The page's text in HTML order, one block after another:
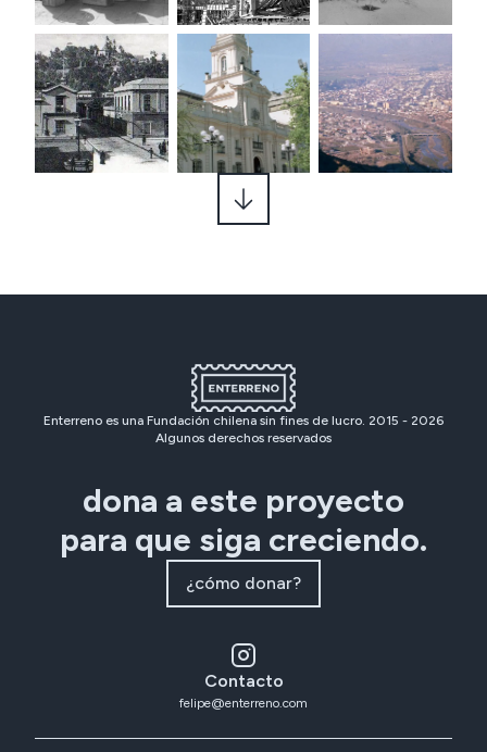
Enterreno es una Fundación chilena sin fines de lucro. 2015 - 2026
Algunos derechos reservados
dona a este proyecto
para que siga creciendo.
¿cómo donar?
Contacto
felipe@enterreno.com